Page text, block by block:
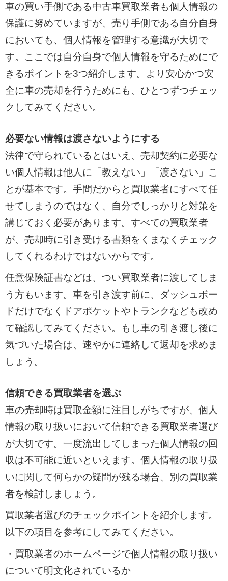
車の買い手側である中古車買取業者も個人情報の
保護に努めていますが、売り手側である自分自身
においても、個人情報を管理する意識が大切で
す。ここでは自分自身で個人情報を守るためにで
きるポイントを3つ紹介します。より安心かつ安
全に車の売却を行うためにも、ひとつずつチェッ
クしてみてください。
必要ない情報は渡さないようにする
法律で守られているとはいえ、売却契約に必要な
い個人情報は他人に「教えない」「渡さない」こ
とが基本です。手間だからと買取業者にすべて任
せてしまうのではなく、自分でしっかりと対策を
講じておく必要があります。すべての買取業者
が、売却時に引き受ける書類をくまなくチェック
してくれるわけではないからです。
任意保険証書などは、つい買取業者に渡してしま
う方もいます。車を引き渡す前に、ダッシュボー
ドだけでなくドアポケットやトランクなども改め
て確認してみてください。もし車の引き渡し後に
気づいた場合は、速やかに連絡して返却を求めま
しょう。
信頼できる買取業者を選ぶ
車の売却時は買取金額に注目しがちですが、個人
情報の取り扱いにおいて信頼できる買取業者選び
が大切です。一度流出してしまった個人情報の回
収は不可能に近いといえます。個人情報の取り扱
いに関して何らかの疑問が残る場合、別の買取業
者を検討しましょう。
買取業者選びのチェックポイントを紹介します。
以下の項目を参考にしてみてください。
・買取業者のホームページで個人情報の取り扱い
について明文化されているか